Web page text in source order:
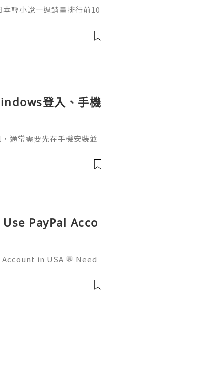
輕小說一週銷量排行前10
版社：角川發售日：2026
慢生活16作者：棚架ユウ
登入、手機
通常需要先在手機安裝並
PayPal Acco
in USA 💬 Need
Telegram: @usamarket